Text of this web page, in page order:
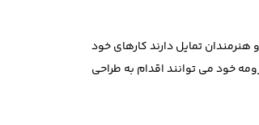
تمایل دارند کارهای خود
خود می توانند اقدام به طراحی